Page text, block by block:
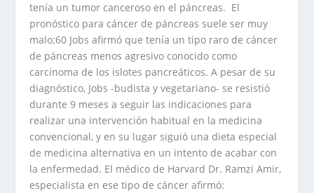
tenía un tumor canceroso en el páncreas. El
pronóstico para cáncer de páncreas suele ser muy
malo;60 Jobs afirmó que tenía un tipo raro de cáncer
de páncreas menos agresivo conocido como
carcinoma de los islotes pancreáticos. A pesar de su
diagnóstico, Jobs -budista y vegetariano- se resistió
durante 9 meses a seguir las indicaciones para
realizar una intervención habitual en la medicina
convencional, y en su lugar siguió una dieta especial
de medicina alternativa en un intento de acabar con
la enfermedad. El médico de Harvard Dr. Ramzi Amir,
especialista en ese tipo de cáncer afirmó: